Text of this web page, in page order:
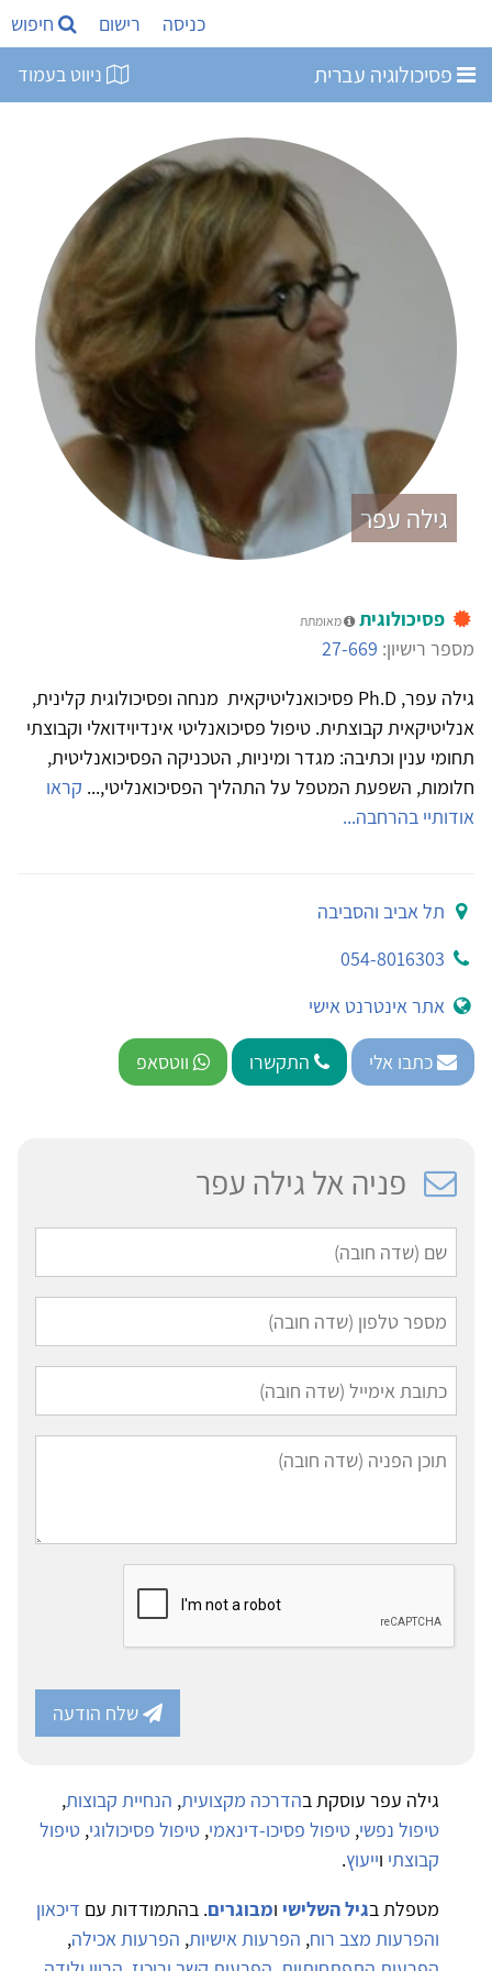
כניסה רישום חיפוש
פסיכולוגיה עברית ניווט בעמוד
גילה עפר
פסיכולוגית מאומתת
מספר רישיון: 27-669
גילה עפר, Ph.D פסיכואנליטיקאית מנחה ופסיכולוגית קלינית,
אנליטיקאית קבוצתית. טיפול פסיכואנליטי אינדיוידואלי וקבוצתי
תחומי ענין וכתיבה: מגדר ומיניות, הטכניקה הפסיכואנליטית,
חלומות, השפעת המטפל על התהליך הפסיכואנליטי,... קראו
אודותיי בהרחבה...
תל אביב והסביבה
054-8016303
אתר אינטרנט אישי
כתבו אלי התקשרו ווטסאפ
פניה אל גילה עפר
שלח הודעה
גילה עפר עוסקת בהדרכה מקצועית, הנחיית קבוצות,
טיפול נפשי, טיפול פסיכו-דינאמי, טיפול פסיכולוגי, טיפול
קבוצתי וייעוץ.
מטפלת בגיל השלישי ומבוגרים. בהתמודדות עם דיכאון
והפרעות מצב רוח, הפרעות אישיות, הפרעות אכילה,